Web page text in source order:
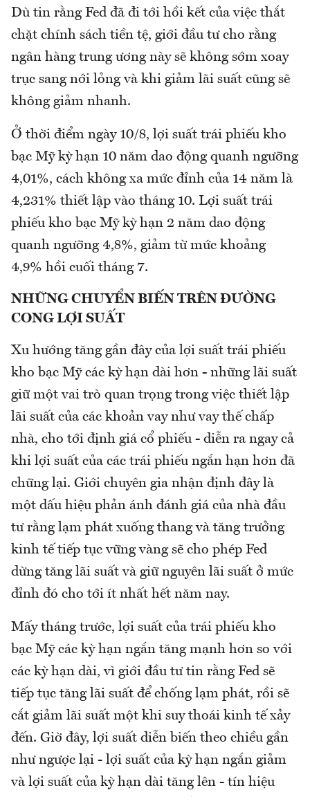
Dù tin rằng Fed đã đi tới hồi kết của việc thắt
chặt chính sách tiền tệ, giới đầu tư cho rằng
ngân hàng trung ương này sẽ không sớm xoay
trục sang nới lỏng và khi giảm lãi suất cũng sẽ
không giảm nhanh.
Ở thời điểm ngày 10/8, lợi suất trái phiếu kho
bạc Mỹ kỳ hạn 10 năm dao động quanh ngưỡng
4,01%, cách không xa mức đỉnh của 14 năm là
4,231% thiết lập vào tháng 10. Lợi suất trái
phiếu kho bạc Mỹ kỳ hạn 2 năm dao động
quanh ngưỡng 4,8%, giảm từ mức khoảng
4,9% hồi cuối tháng 7.
NHỮNG CHUYỂN BIẾN TRÊN ĐƯỜNG
CONG LỢI SUẤT
Xu hướng tăng gần đây của lợi suất trái phiếu
kho bạc Mỹ các kỳ hạn dài hơn - những lãi suất
giữ một vai trò quan trọng trong việc thiết lập
lãi suất của các khoản vay như vay thế chấp
nhà, cho tới định giá cổ phiếu - diễn ra ngay cả
khi lợi suất của các trái phiếu ngắn hạn hơn đã
chững lại. Giới chuyên gia nhận định đây là
một dấu hiệu phản ánh đánh giá của nhà đầu
tư rằng lạm phát xuống thang và tăng trưởng
kinh tế tiếp tục vững vàng sẽ cho phép Fed
dừng tăng lãi suất và giữ nguyên lãi suất ở mức
đỉnh đó cho tới ít nhất hết năm nay.
Mấy tháng trước, lợi suất của trái phiếu kho
bạc Mỹ các kỳ hạn ngắn tăng mạnh hơn so với
các kỳ hạn dài, vì giới đầu tư tin rằng Fed sẽ
tiếp tục tăng lãi suất để chống lạm phát, rồi sẽ
cắt giảm lãi suất một khi suy thoái kinh tế xảy
đến. Giờ đây, lợi suất diễn biến theo chiều gần
như ngược lại - lợi suất của kỳ hạn ngắn giảm
và lợi suất của kỳ hạn dài tăng lên - tín hiệu